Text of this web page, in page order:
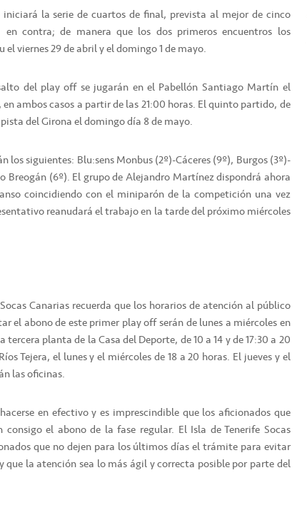
la serie de cuartos de final, prevista al mejor de cinco
contra; de manera que los dos primeros encuentros los
viernes 29 de abril y el domingo 1 de mayo.
del play off se jugarán en el Pabellón Santiago Martín el
ambos casos a partir de las 21:00 horas. El quinto partido, de
del Girona el domingo día 8 de mayo.
los siguientes: Blu:sens Monbus (2º)-Cáceres (9º), Burgos (3º)-
Breogán (6º). El grupo de Alejandro Martínez dispondrá ahora
coincidiendo con el miniparón de la competición una vez
reanudará el trabajo en la tarde del próximo miércoles
Canarias recuerda que los horarios de atención al público
el abono de este primer play off serán de lunes a miércoles en
planta de la Casa del Deporte, de 10 a 14 y de 17:30 a 20
Tejera, el lunes y el miércoles de 18 a 20 horas. El jueves y el
las oficinas.
en efectivo y es imprescindible que los aficionados que
el abono de la fase regular. El Isla de Tenerife Socas
que no dejen para los últimos días el trámite para evitar
la atención sea lo más ágil y correcta posible por parte del